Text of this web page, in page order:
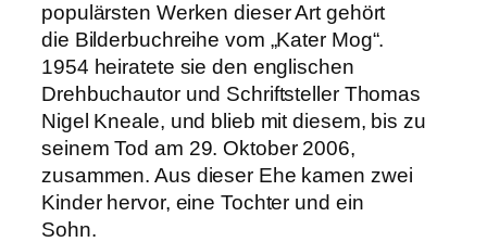
populärsten Werken dieser Art gehört
die Bilderbuchreihe vom „Kater Mog“.
1954 heiratete sie den englischen
Drehbuchautor und Schriftsteller Thomas
Nigel Kneale, und blieb mit diesem, bis zu
seinem Tod am 29. Oktober 2006,
zusammen. Aus dieser Ehe kamen zwei
Kinder hervor, eine Tochter und ein
Sohn.